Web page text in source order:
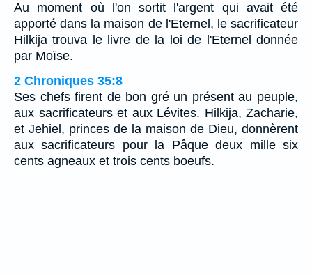
Au moment où l'on sortit l'argent qui avait été
apporté dans la maison de l'Eternel, le sacrificateur
Hilkija trouva le livre de la loi de l'Eternel donnée
par Moïse.
2 Chroniques 35:8
Ses chefs firent de bon gré un présent au peuple,
aux sacrificateurs et aux Lévites. Hilkija, Zacharie,
et Jehiel, princes de la maison de Dieu, donnèrent
aux sacrificateurs pour la Pâque deux mille six
cents agneaux et trois cents boeufs.